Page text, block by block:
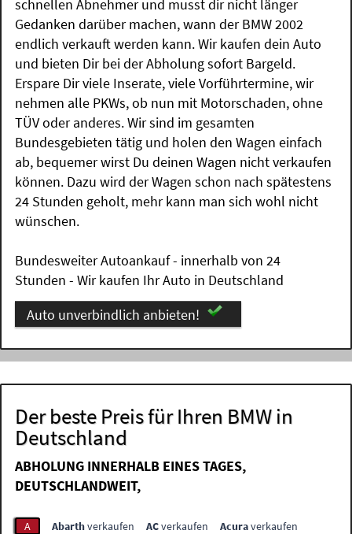
schnellen Abnehmer und musst dir nicht länger
Gedanken darüber machen, wann der BMW 2002
endlich verkauft werden kann. Wir kaufen dein Auto
und bieten Dir bei der Abholung sofort Bargeld.
Erspare Dir viele Inserate, viele Vorführtermine, wir
nehmen alle PKWs, ob nun mit Motorschaden, ohne
TÜV oder anderes. Wir sind im gesamten
Bundesgebieten tätig und holen den Wagen einfach
ab, bequemer wirst Du deinen Wagen nicht verkaufen
können. Dazu wird der Wagen schon nach spätestens
24 Stunden geholt, mehr kann man sich wohl nicht
wünschen.
Bundesweiter Autoankauf - innerhalb von 24
Stunden - Wir kaufen Ihr Auto in Deutschland
Auto unverbindlich anbieten!
Der beste Preis für Ihren BMW in
Deutschland
ABHOLUNG INNERHALB EINES TAGES,
DEUTSCHLANDWEIT,
A Abarthverkaufen ACverkaufen Acuraverkaufen